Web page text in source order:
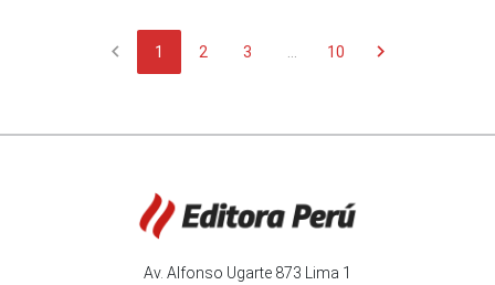
chevron_left 1 2 3 10 chevron_right
Av. Alfonso Ugarte 873 Lima 1